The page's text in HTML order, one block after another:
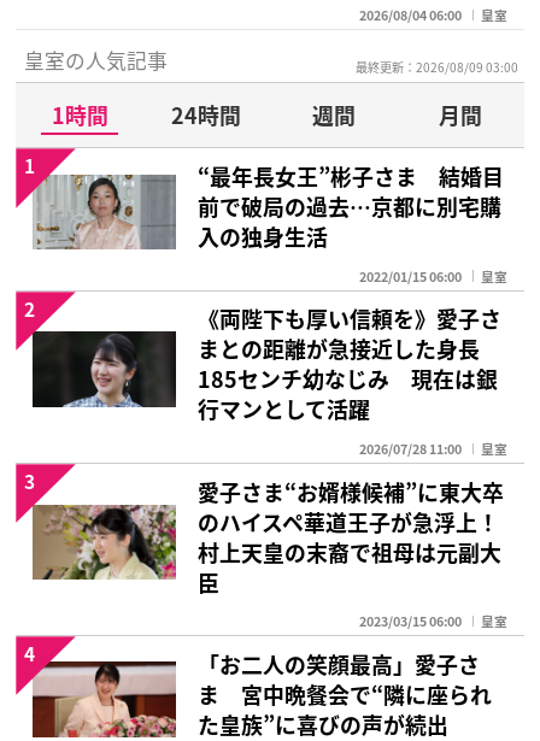
2026/08/04 06:00 皇室
皇室の人気記事 最終更新：2026/08/09 03:00
1時間 24時間 週間
月間
“最年長女王”彬子さま 結婚目
前で破局の過去…京都に別宅購
入の独身生活
2022/01/15 06:00 皇室
1
《両陛下も厚い信頼を》愛子さ
まとの距離が急接近した身長
185センチ幼なじみ 現在は銀
行マンとして活躍
2026/07/28 11:00 皇室
2
愛子さま“お婿様候補”に東大卒
のハイスペ華道王子が急浮上！
村上天皇の末裔で祖母は元副大
臣
2023/03/15 06:00 皇室
3
「お二人の笑顔最高」愛子さ
ま 宮中晩餐会で“隣に座られ
た皇族”に喜びの声が続出
4